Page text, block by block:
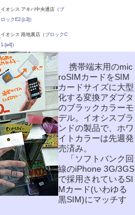
イオシス アキバ中央通店（ブ
ロックE2-[c3] ）
イオシス 路地裏店（ブロックC
1-[e4] ）
携帯端末用のmic
roSIMカードをSIM
カードサイズに大型
化する変換アダプタ
のブラックカラーモ
デル。イオシスブラ
ンドの製品で、ホワ
イトカラーは先週発
売済み。
「ソフトバンク回
線のiPhone 3G/3GS
で採用されているSI
Mカード(いわゆる
黒SIM)にマッチす